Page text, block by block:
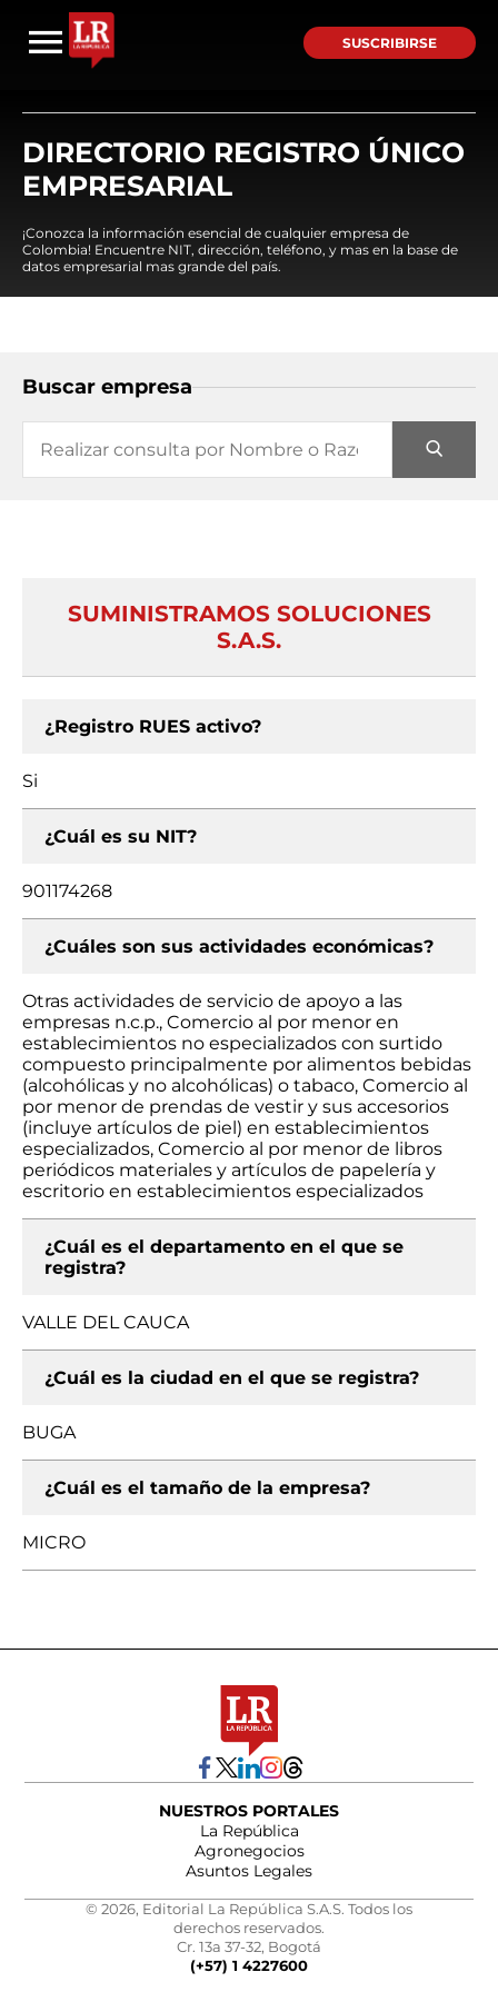
SUSCRIBIRSE
DIRECTORIO REGISTRO ÚNICO
EMPRESARIAL
¡Conozca la información esencial de cualquier empresa de
Colombia! Encuentre NIT, dirección, teléfono, y mas en la base de
datos empresarial mas grande del país.
Buscar empresa
SUMINISTRAMOS SOLUCIONES
S.A.S.
¿Registro RUES activo?
Si
¿Cuál es su NIT?
901174268
¿Cuáles son sus actividades económicas?
Otras actividades de servicio de apoyo a las
empresas n.c.p., Comercio al por menor en
establecimientos no especializados con surtido
compuesto principalmente por alimentos bebidas
(alcohólicas y no alcohólicas) o tabaco, Comercio al
por menor de prendas de vestir y sus accesorios
(incluye artículos de piel) en establecimientos
especializados, Comercio al por menor de libros
periódicos materiales y artículos de papelería y
escritorio en establecimientos especializados
¿Cuál es el departamento en el que se
registra?
VALLE DEL CAUCA
¿Cuál es la ciudad en el que se registra?
BUGA
¿Cuál es el tamaño de la empresa?
MICRO
NUESTROS PORTALES
La República
Agronegocios
Asuntos Legales
© 2026, Editorial La República S.A.S. Todos los
derechos reservados.
Cr. 13a 37-32, Bogotá
(+57) 1 4227600